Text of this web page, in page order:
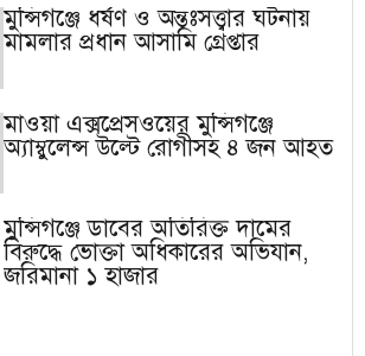
মুন্সিগঞ্জে ধর্ষণ ও অন্তঃসত্ত্বার ঘটনায়
মামলার প্রধান আসামি গ্রেপ্তার
মাওয়া এক্সপ্রেসওয়ের মুন্সিগঞ্জে
অ্যাম্বুলেন্স উল্টে রোগীসহ ৪ জন আহত
মুন্সিগঞ্জে ডাবের অতিরিক্ত দামের
বিরুদ্ধে ভোক্তা অধিকারের অভিযান,
জরিমানা ১ হাজার